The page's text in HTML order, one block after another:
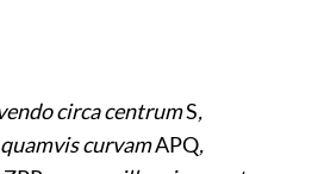
circa centrumS,
curvamAPQ,